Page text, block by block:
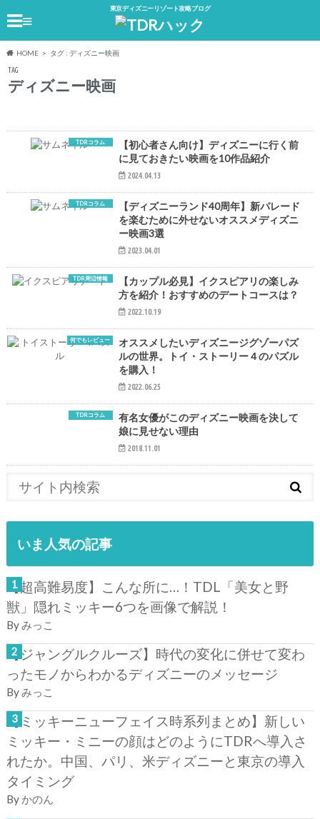
東京ディズニーリゾート攻略ブログ
≡
HOME タグ : ディズニー映画
TAG
ディズニー映画
TDRコラム
【初心者さん向け】ディズニーに行く前
に見ておきたい映画を10作品紹介
2024.04.13
TDRコラム
【ディズニーランド40周年】新パレード
を楽むために外せないオススメディズニ
ー映画3選
2023.04.01
TDR周辺情報
【カップル必見】イクスピアリの楽しみ
方を紹介！おすすめのデートコースは？
2022.10.19
何でもレビュー
オススメしたいディズニージグゾーパズ
ルの世界。トイ・ストーリー４のパズル
を購入！
2022.06.25
TDRコラム
有名女優がこのディズニー映画を決して
娘に見せない理由
2018.11.01
いま人気の記事
【超高難易度】こんな所に…！TDL「美女と野
獣」隠れミッキー6つを画像で解説！
By みっこ
【ジャングルクルーズ】時代の変化に併せて変わ
ったモノからわかるディズニーのメッセージ
Byみっこ
【ミッキーニューフェイス時系列まとめ】新しい
ミッキー・ミニーの顔はどのようにTDRへ導入さ
れたか。中国、パリ、米ディズニーと東京の導入
タイミング
By かのん